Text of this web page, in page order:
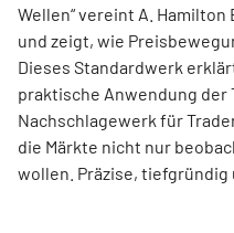
Wellen“ vereint A.
und zeigt, wie
Dieses Standardwerk
praktische Anwendung der
Nachschlagewerk für
die Märkte nicht nur
wollen. Präzise, tiefgründig